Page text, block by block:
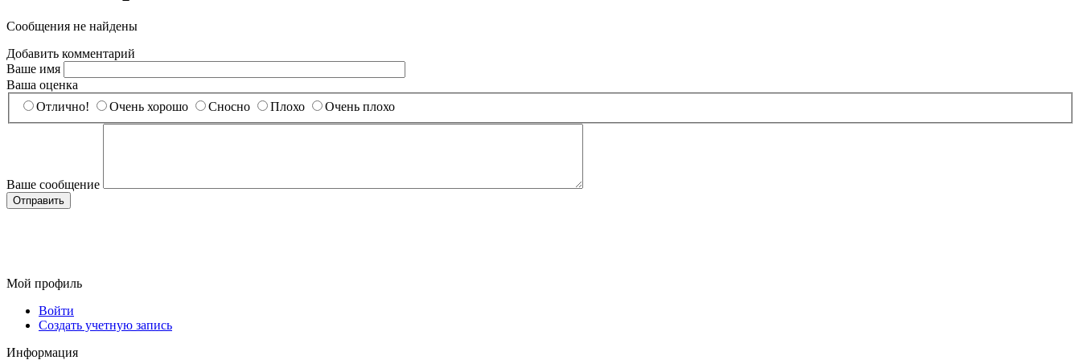
Сообщения не найдены
Добавить комментарий
Ваше имя
Ваша оценка
Отлично!
Очень хорошо Сносно Плохо Очень плохо
Ваше сообщение
Мой профиль
Войти
Создать учетную запись
Информация